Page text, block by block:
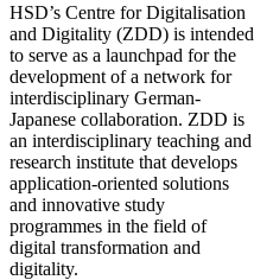
HSD’s Centre for Digitalisation
and Digitality (ZDD) is intended
to serve as a launchpad for the
development of a network for
interdisciplinary German-
Japanese collaboration. ZDD is
an interdisciplinary teaching and
research institute that develops
application-oriented solutions
and innovative study
programmes in the field of
digital transformation and
digitality.